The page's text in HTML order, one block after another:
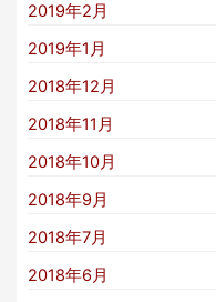
2019年2月
2019年1月
2018年12月
2018年11月
2018年10月
2018年9月
2018年7月
2018年6月